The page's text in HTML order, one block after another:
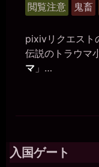
閲覧注意
鬼畜
pixivリクエスト
伝説のトラウマ
マ 」…
入国ゲート